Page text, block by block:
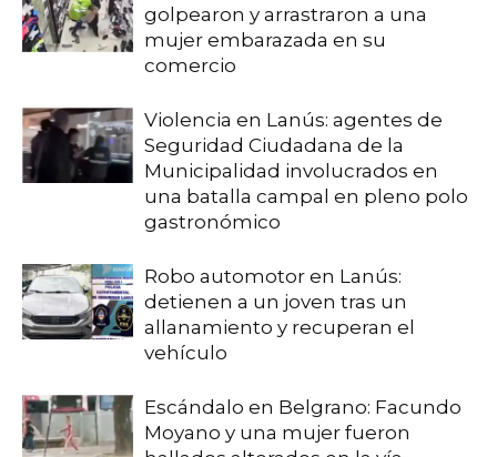
golpearon y arrastraron a una
mujer embarazada en su
comercio
Violencia en Lanús: agentes de
Seguridad Ciudadana de la
Municipalidad involucrados en
una batalla campal en pleno polo
gastronómico
Robo automotor en Lanús:
detienen a un joven tras un
allanamiento y recuperan el
vehículo
Escándalo en Belgrano: Facundo
Moyano y una mujer fueron